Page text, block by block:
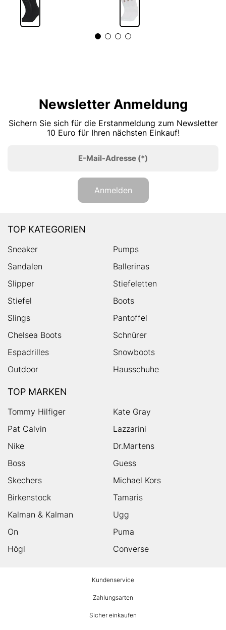
Newsletter Anmeldung
Sichern Sie sich für die Erstanmeldung zum Newsletter
10 Euro für Ihren nächsten Einkauf!
E-Mail-Adresse (*)
Anmelden
TOP KATEGORIEN
Sneaker
Pumps
Sandalen
Ballerinas
Slipper
Stiefeletten
Stiefel
Boots
Slings
Pantoffel
Chelsea Boots
Schnürer
Espadrilles
Snowboots
Outdoor
Hausschuhe
TOP MARKEN
Tommy Hilfiger
Kate Gray
Pat Calvin
Lazzarini
Nike
Dr.Martens
Boss
Guess
Skechers
Michael Kors
Birkenstock
Tamaris
Kalman & Kalman
Ugg
On
Puma
Högl
Converse
Kundenservice
Zahlungsarten
Sicher einkaufen